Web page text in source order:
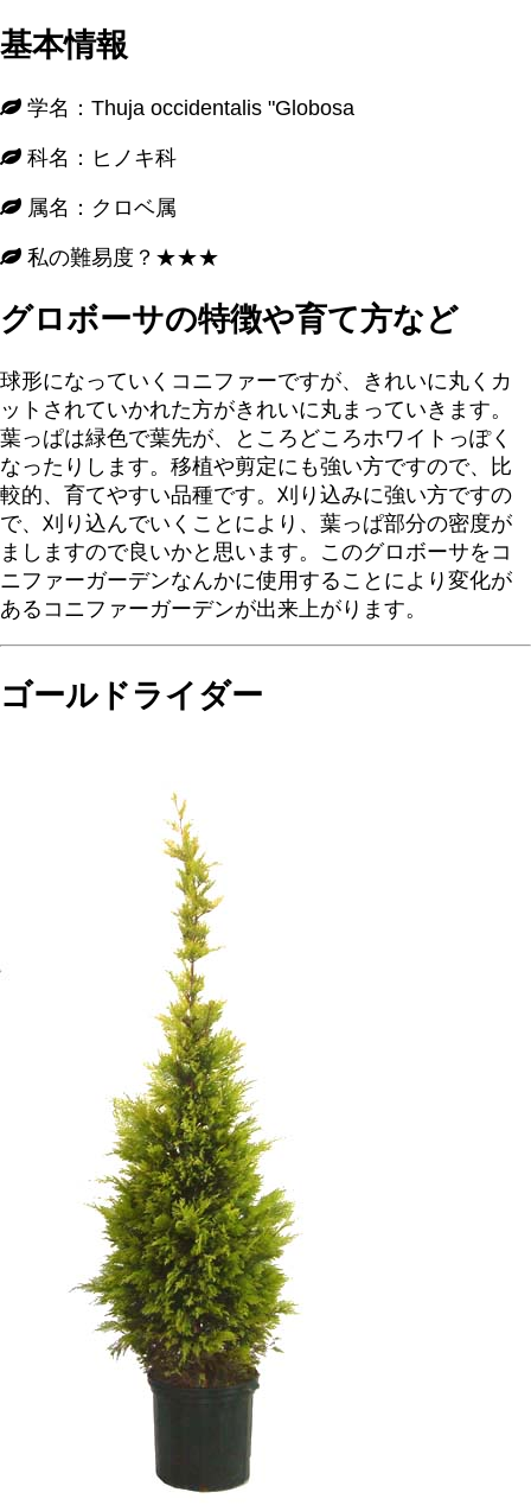
基本情報
学名：Thuja occidentalis "Globosa
科名：ヒノキ科
属名：クロベ属
私の難易度？★★★
グロボーサの特徴や育て方など
球形になっていくコニファーですが、きれいに丸くカ
ットされていかれた方がきれいに丸まっていきます。
葉っぱは緑色で葉先が、ところどころホワイトっぽく
なったりします。移植や剪定にも強い方ですので、比
較的、育てやすい品種です。刈り込みに強い方ですの
で、刈り込んでいくことにより、葉っぱ部分の密度が
ましますので良いかと思います。このグロボーサをコ
ニファーガーデンなんかに使用することにより変化が
あるコニファーガーデンが出来上がります。
ゴールドライダー